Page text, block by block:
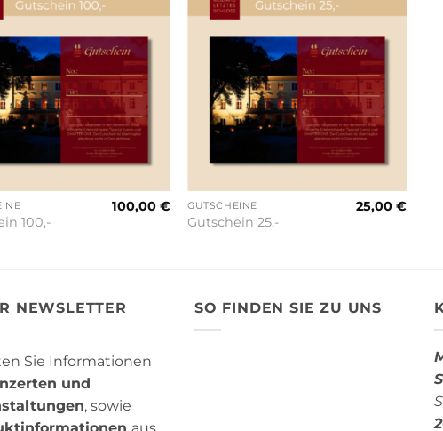
100,-
100,00 € GUTSCHEINE
Gutschein 25,-
25,00 €
NEWSLETTER
Sie Informationen
und
, sowie
SO FINDEN SIE ZU UNS